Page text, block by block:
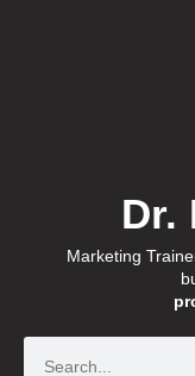
Dr.
Marketing